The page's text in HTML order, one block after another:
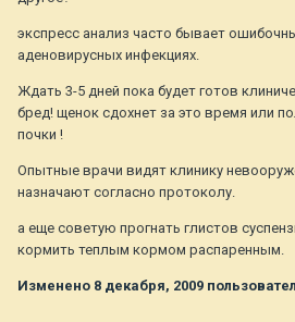
экспресс анализ часто бывает
аденовирусных инфекциях.
Ждать 3-5 дней пока будет готов
бред! щенок сдохнет за это время или
почки !
Опытные врачи видят клинику
назначают согласно протоколу.
а еще советую прогнать глистов
кормить теплым кормом распаренным.
Изменено 8 декабря, 2009